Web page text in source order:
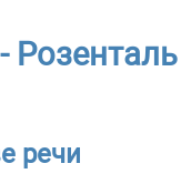
Розенталь
речи